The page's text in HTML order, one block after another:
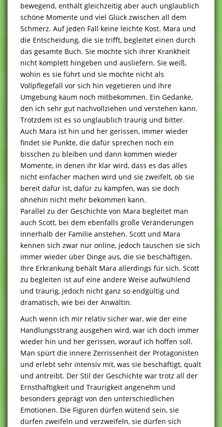
bewegend, enthält gleichzeitig aber auch unglaublich
schöne Momente und viel Glück zwischen all dem
Schmerz. Auf jeden Fall keine leichte Kost. Mara und
die Entscheidung, die sie trifft, begleitet einen durch
das gesamte Buch. Sie möchte sich ihrer Krankheit
nicht komplett hingeben und ausliefern. Sie weiß,
wohin es sie führt und sie möchte nicht als
Vollpflegefall vor sich hin vegetieren und ihre
Umgebung kaum noch mitbekommen. Ein Gedanke,
den ich sehr gut nachvollziehen und verstehen kann.
Trotzdem ist es so unglaublich traurig und bitter.
Auch Mara ist hin und her gerissen, immer wieder
findet sie Punkte, die dafür sprechen noch ein
bisschen zu bleiben und dann kommen wieder
Momente, in denen ihr klar wird, dass es das alles
nicht einfacher machen wird und sie zweifelt, ob sie
bereit dafür ist, dafür zu kämpfen, was sie doch
ohnehin nicht mehr bekommen kann.
Parallel zu der Geschichte von Mara begleitet man
auch Scott, bei dem ebenfalls große Veränderungen
innerhalb der Familie anstehen. Scott und Mara
kennen sich zwar nur online, jedoch tauschen sie sich
immer wieder über Dinge aus, die sie beschäftigen.
Ihre Erkrankung behält Mara allerdings für sich. Scott
zu begleiten ist auf eine andere Weise aufwühlend
und traurig, jedoch nicht ganz so endgültig und
dramatisch, wie bei der Anwältin.
Auch wenn ich mir relativ sicher war, wie der eine
Handlungsstrang ausgehen wird, war ich doch immer
wieder hin und her gerissen, worauf ich hoffen soll.
Man spürt die innere Zerrissenheit der Protagonisten
und erlebt sehr intensiv mit, was sie beschäftigt, quält
und antreibt. Der Stil der Geschichte war trotz all der
Ernsthaftigkeit und Traurigkeit angenehm und
besonders geprägt von den unterschiedlichen
Emotionen. Die Figuren dürfen wütend sein, sie
dürfen zweifeln und verzweifeln, sie dürfen sich